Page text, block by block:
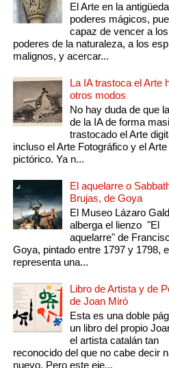
El Arte en la
poderes mágicos,
capaz de vencer a los
poderes de la naturaleza, a los
malignos, y acercar...
La IA trastoca el Arte
otros modos
No hay duda de que
de la IA de forma
trastocado el Arte
incluso el Arte Fotográfico y el Arte
pictórico. Ya n...
El aquelarre o
Brujas, de Goya
El Museo Lázaro
alberga el lienzo "El
aquelarre" de
Goya, pintado entre 1797 y 1798,
representa una...
Libro de Artista y de
de Joan Miró
Esta es una doble
un libro del propio
el artista catalán tan
reconocido del que no cabe decir
nuevo. Pero este eje...